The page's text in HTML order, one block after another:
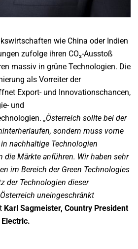
wie China oder Indien
zufolge ihren CO₂-Ausstoß
massiv in grüne Technologien. Die
als Vorreiter der
Export- und Innovationschancen,
und
„Österreich sollte bei der
sondern muss vorne
nachhaltige Technologien
die Märkte anführen. Wir haben sehr
im Bereich der Green Technologies
der Technologien dieser
uneingeschränkt
Karl Sagmeister, Country President